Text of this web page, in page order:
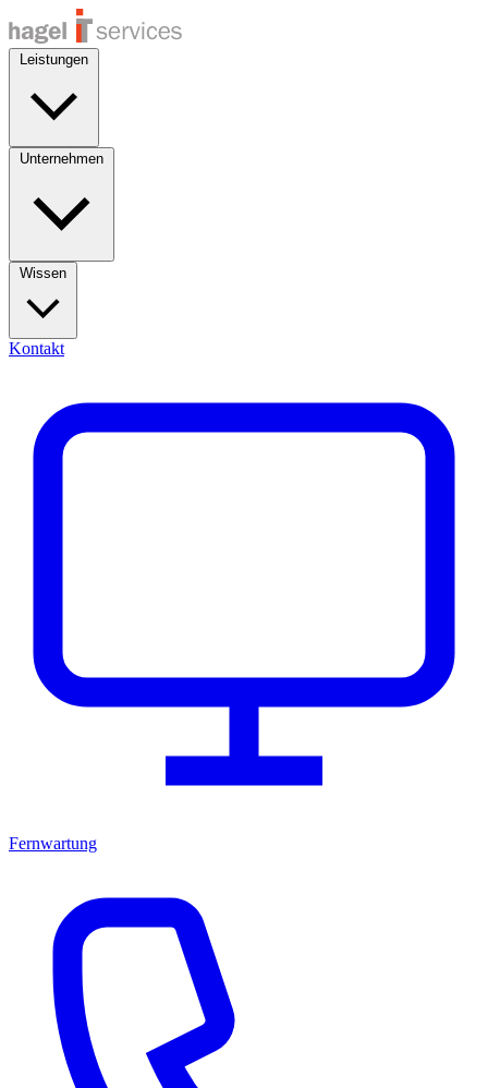
Kontakt
Fernwartung